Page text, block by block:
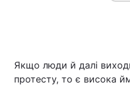
Якщо люди й далі
протесту, то є висока